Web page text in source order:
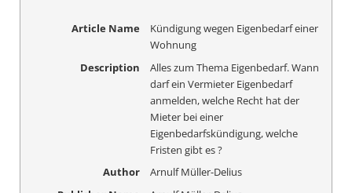
Article Name
Kündigung wegen Eigenbedarf einer
Wohnung
Description
Alles zum Thema Eigenbedarf. Wann
darf ein Vermieter Eigenbedarf
anmelden, welche Recht hat der
Mieter bei einer
Eigenbedarfskündigung, welche
Fristen gibt es ?
Author
Arnulf Müller-Delius